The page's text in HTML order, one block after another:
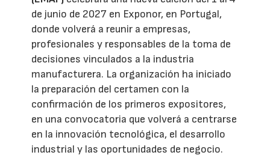
de junio de 2027 en Exponor, en Portugal,
donde volverá a reunir a empresas,
profesionales y responsables de la toma de
decisiones vinculados a la industria
manufacturera. La organización ha iniciado
la preparación del certamen con la
confirmación de los primeros expositores,
en una convocatoria que volverá a centrarse
en la innovación tecnológica, el desarrollo
industrial y las oportunidades de negocio.